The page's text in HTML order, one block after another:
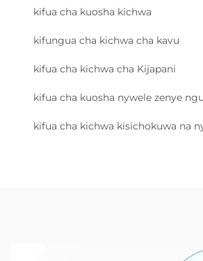
kifua cha kuosha kichwa
kifungua cha kichwa cha kavu
kifua cha kichwa cha Kijapani
kifua cha kuosha nywele zenye
kifua cha kichwa kisichokuwa na